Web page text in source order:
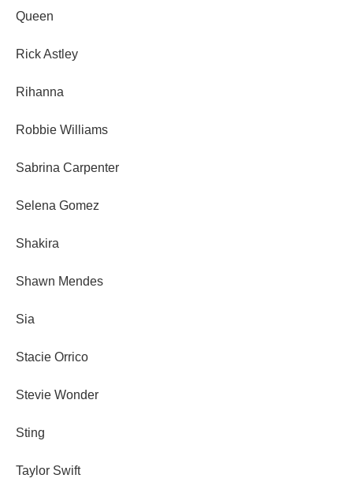
Queen
Rick Astley
Rihanna
Robbie Williams
Sabrina Carpenter
Selena Gomez
Shakira
Shawn Mendes
Sia
Stacie Orrico
Stevie Wonder
Sting
Taylor Swift